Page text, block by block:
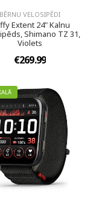
BĒRNU VELOSIPĒDI
Extent 24" Kalnu
Shimano TZ 31,
Violets
€269.99